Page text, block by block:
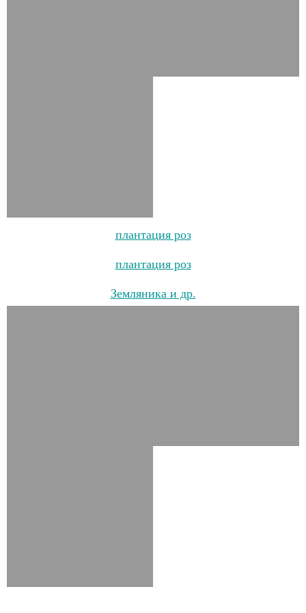
плантация роз
плантация роз
Земляника и др.